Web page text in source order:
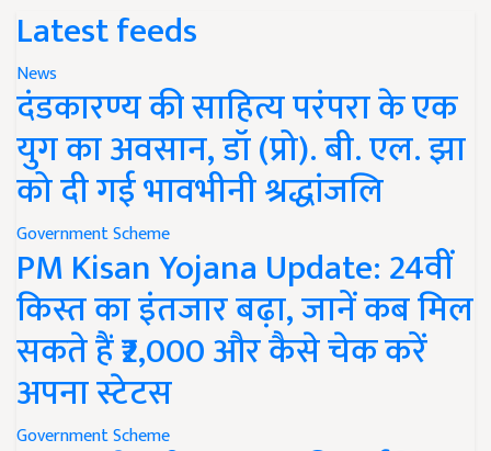
Latest feeds
News
दंडकारण्य की साहित्य परंपरा के एक
युग का अवसान, डॉ (प्रो). बी. एल. झा
को दी गई भावभीनी श्रद्धांजलि
Government Scheme
PM Kisan Yojana Update: 24वीं
किस्त का इंतजार बढ़ा, जानें कब मिल
सकते हैं ₹2,000 और कैसे चेक करें
अपना स्टेटस
Government Scheme